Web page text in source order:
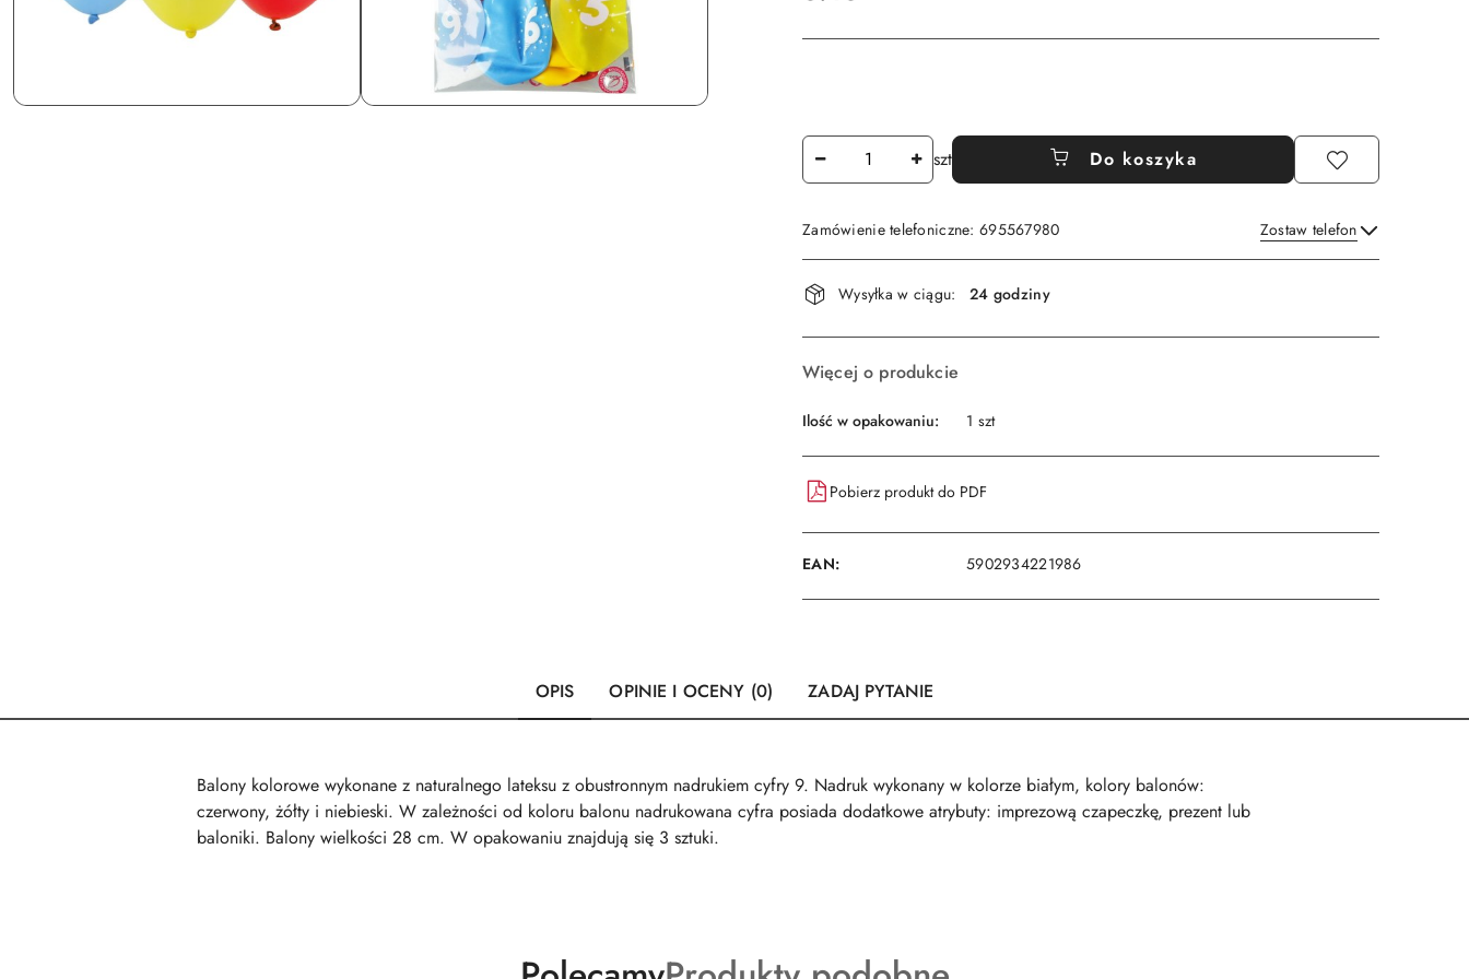
Ilość szt Do koszyka
Zamówienie telefoniczne: 695567980 Zostaw telefon
Wyślij
Dostępność
i
dostawa
Wysyłka w ciągu: 24 godziny
Więcej o produkcie
Ilość w opakowaniu: 1 szt
Pobierz produkt do PDF
EAN: 5902934221986
OPIS OPINIE I OCENY (0) ZADAJ PYTANIE
Balony kolorowe wykonane z naturalnego lateksu z obustronnym nadrukiem cyfry 9. Nadruk wykonany w kolorze białym, kolory balonów:
czerwony, żółty i niebieski. W zależności od koloru balonu nadrukowana cyfra posiada dodatkowe atrybuty: imprezową czapeczkę, prezent lub
baloniki. Balony wielkości 28 cm. W opakowaniu znajdują się 3 sztuki.